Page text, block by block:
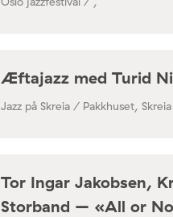
Æftajazz med Turid
Jazz på Skreia / Pakkhuset, Skreia
Tor Ingar Jakobsen,
Storband – «All or